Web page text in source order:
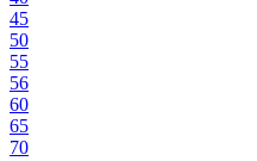
45
50
55
56
60
65
70